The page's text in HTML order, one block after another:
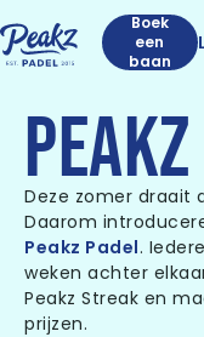
Boek
een
baan
PEAKZ
Deze zomer draait
Daarom
Peakz Padel. I
weken achter
Peakz Streak en
prijzen.